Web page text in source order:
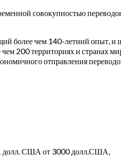
совокупностью
более чем 140-летний опыт, и
200 территориях и странах
отправления
долл. США от 3000 долл.США,